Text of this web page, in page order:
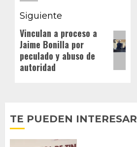
Siguiente
Siguiente
entrada:
Vinculan a proceso a
Jaime Bonilla por
peculado y abuso de
autoridad
TE PUEDEN INTERESAR